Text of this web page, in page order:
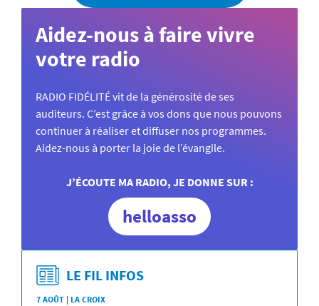
Aidez-nous à faire vivre
votre radio
RADIO FIDÉLITÉ vit de la générosité de ses
auditeurs. C’est grâce à vos dons que nous pouvons
continuer à réaliser et diffuser nos programmes.
Aidez-nous à porter la joie de l’évangile.
J’ÉCOUTE MA RADIO, JE DONNE SUR :
helloasso
LE FIL INFOS
7 AOÛT | LA CROIX